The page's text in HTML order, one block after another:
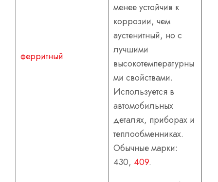
ферритный
менее устойчив к
коррозии, чем
аустенитный, но с
лучшими
высокотемпературны
ми свойствами.
Используется в
автомобильных
деталях, приборах и
теплообменниках.
Обычные марки:
430, 409.